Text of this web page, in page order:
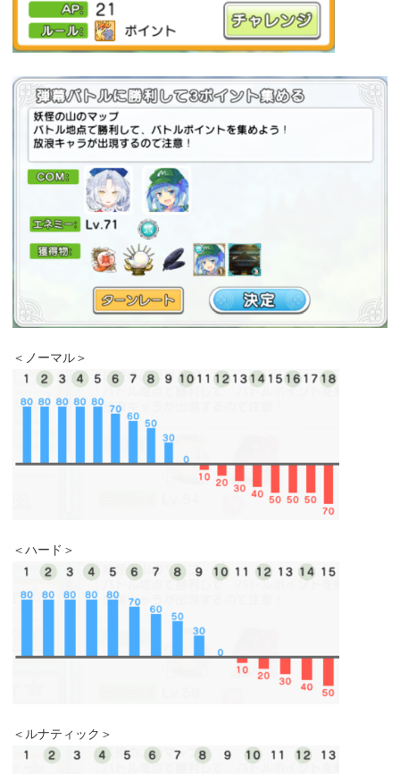
＜ノーマル＞
＜ハード＞
＜ルナティック＞